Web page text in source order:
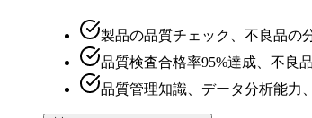
製品の品質チェック、不良品の
品質検査合格率95%達成、不良
品質管理知識、データ分析能力